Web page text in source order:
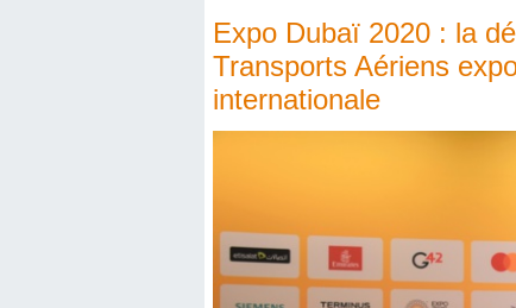
Expo Dubaï 2020 : la
Transports Aériens
internationale